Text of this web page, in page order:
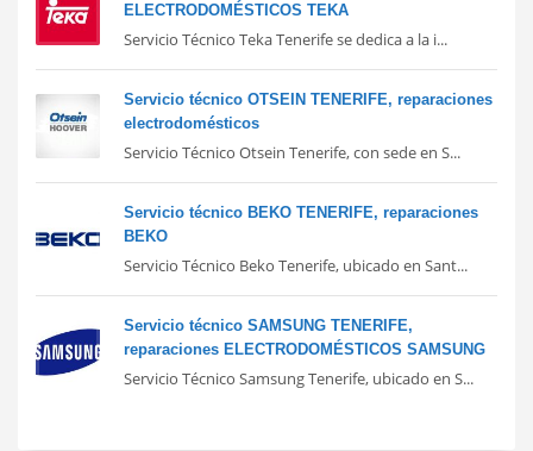
ELECTRODOMÉSTICOS TEKA
Servicio Técnico Teka Tenerife se dedica a la i...
Servicio técnico OTSEIN TENERIFE, reparaciones
electrodomésticos
Servicio Técnico Otsein Tenerife, con sede en S...
Servicio técnico BEKO TENERIFE, reparaciones
BEKO
Servicio Técnico Beko Tenerife, ubicado en Sant...
Servicio técnico SAMSUNG TENERIFE,
reparaciones ELECTRODOMÉSTICOS SAMSUNG
Servicio Técnico Samsung Tenerife, ubicado en S...